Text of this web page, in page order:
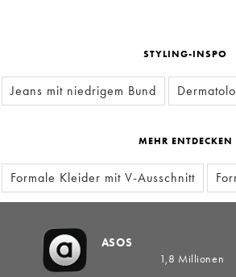
STYLING-INSPO
Jeans mit niedrigem Bund
MEHR ENTDECKEN
Formale Kleider mit V-Ausschnitt
ASOS
1,8 Millionen